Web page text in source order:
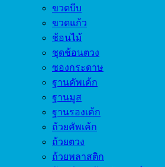
ขวดบีบ
ขวดแก้ว
ช้อนไม้
ชุดช้อนตวง
ซองกระดาษ
ฐานคัพเค้ก
ฐานมูส
ฐานรองเค้ก
ถ้วยคัพเค้ก
ถ้วยตวง
ถ้วยพลาสติก